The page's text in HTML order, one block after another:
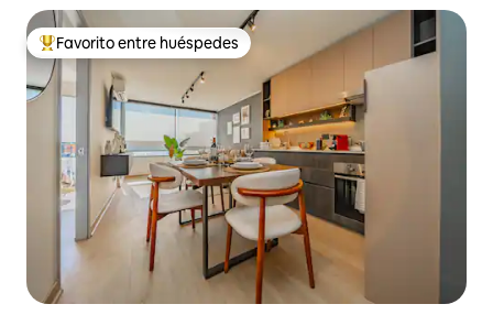
De los mejores en Favorito entre huéspedes
Favorito entre huéspedes